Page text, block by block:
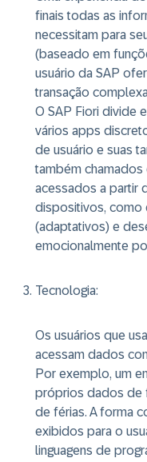
finais todas as
necessitam para
(baseado em
usuário da SAP
transação
O SAP Fiori divide
vários apps
de usuário e suas
também
acessados a partir
dispositivos, como
(adaptativos) e
emocionalmente
Tecnologia:
Os usuários que
acessam dados
Por exemplo, um
próprios dados de
de férias. A forma
exibidos para o
linguagens de